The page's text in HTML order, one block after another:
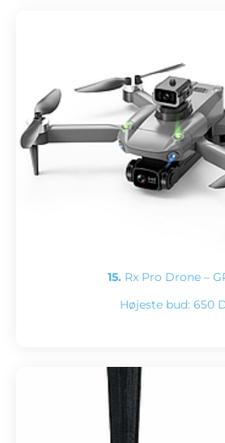
15. Rx Pro Drone –
Højeste bud: 650